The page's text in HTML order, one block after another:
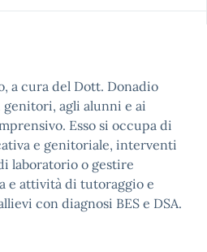
a cura del Dott. Donadio
genitori, agli alunni e ai
Esso si occupa di
e genitoriale, interventi
laboratorio o gestire
e attività di tutoraggio e
con diagnosi BES e DSA.